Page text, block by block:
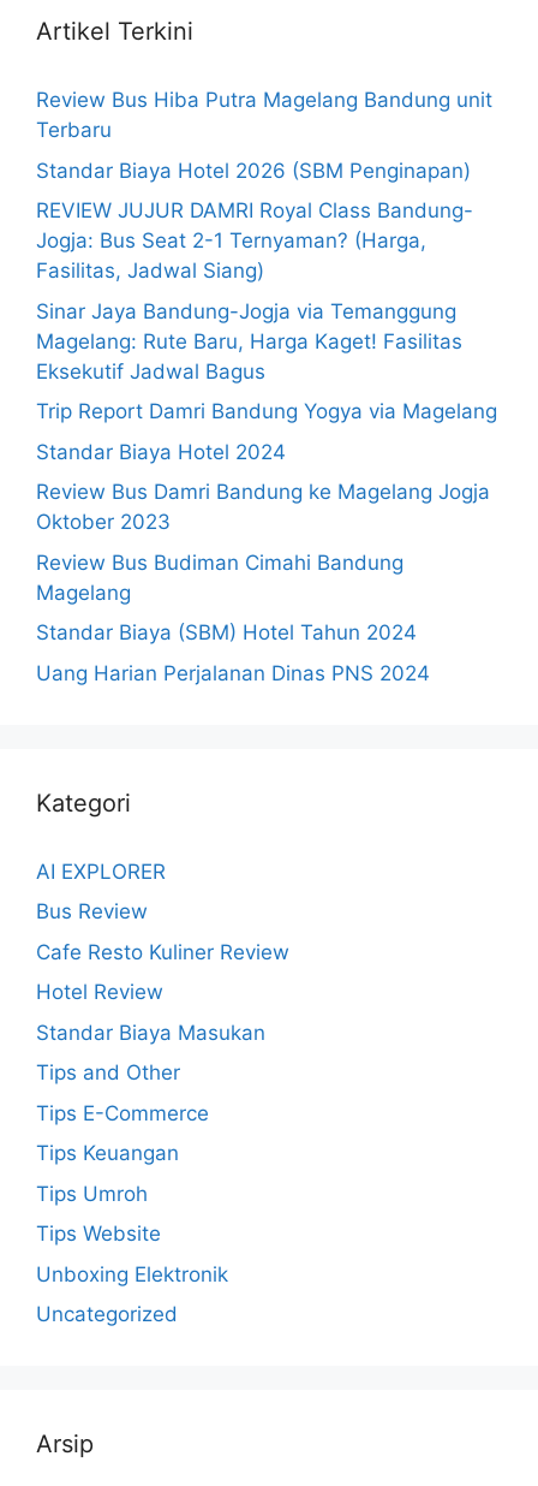
Artikel Terkini
Review Bus Hiba Putra Magelang Bandung unit
Terbaru
Standar Biaya Hotel 2026 (SBM Penginapan)
REVIEW JUJUR DAMRI Royal Class Bandung-
Jogja: Bus Seat 2-1 Ternyaman? (Harga,
Fasilitas, Jadwal Siang)
Sinar Jaya Bandung-Jogja via Temanggung
Magelang: Rute Baru, Harga Kaget! Fasilitas
Eksekutif Jadwal Bagus
Trip Report Damri Bandung Yogya via Magelang
Standar Biaya Hotel 2024
Review Bus Damri Bandung ke Magelang Jogja
Oktober 2023
Review Bus Budiman Cimahi Bandung
Magelang
Standar Biaya (SBM) Hotel Tahun 2024
Uang Harian Perjalanan Dinas PNS 2024
Kategori
AI EXPLORER
Bus Review
Cafe Resto Kuliner Review
Hotel Review
Standar Biaya Masukan
Tips and Other
Tips E-Commerce
Tips Keuangan
Tips Umroh
Tips Website
Unboxing Elektronik
Uncategorized
Arsip